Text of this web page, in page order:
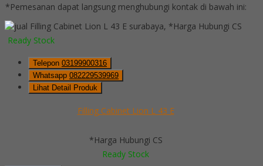
*Pemesanan dapat langsung menghubungi kontak di bawah ini:
*Harga Hubungi CS
Ready Stock
Telepon 03199900316
Whatsapp 082229539969
Lihat Detail Produk
Filling Cabinet Lion L 43 E
*Harga Hubungi CS
Ready Stock